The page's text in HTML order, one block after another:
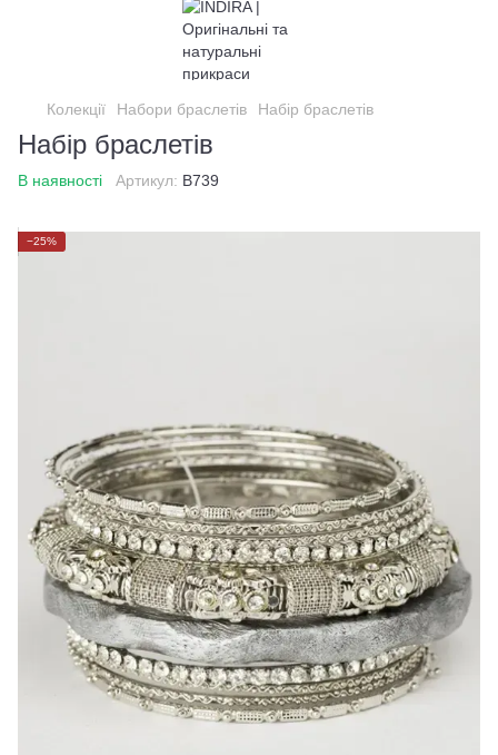
Колекції Набори браслетів Набір браслетів
Набір браслетів
В наявності Артикул: B739
−25%